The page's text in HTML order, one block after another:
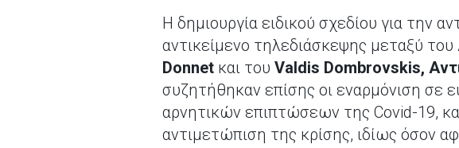
Η δημιουργία ειδικού σχεδίου για την
αντικείμενο τηλεδιάσκεψης μεταξύ του
Donnet και του Valdis Dombrovskis,
συζητήθηκαν επίσης οι εναρμόνιση σε
αρνητικών επιπτώσεων της Covid-19,
αντιμετώπιση της κρίσης, ιδίως όσον